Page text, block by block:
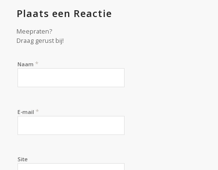
Plaats een Reactie
Meepraten?
Draag gerust bij!
Naam *
E-mail *
Site